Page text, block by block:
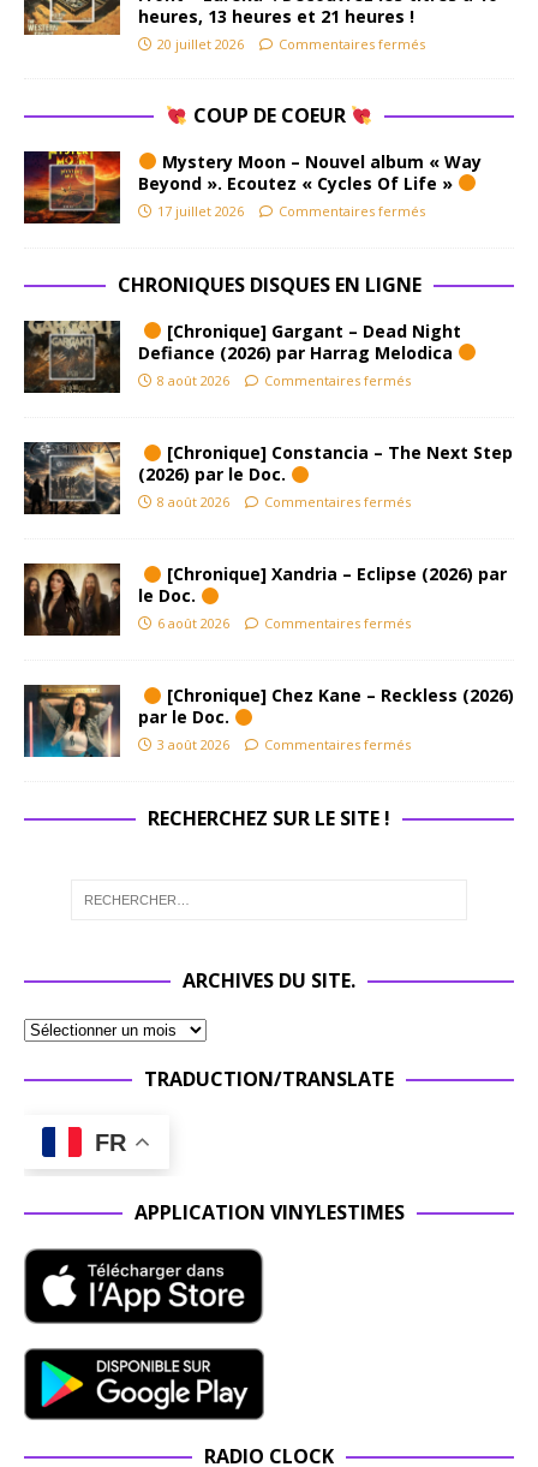
heures, 13 heures et 21 heures !
20 juillet 2026 Commentaires fermés
COUP DE COEUR
Mystery Moon – Nouvel album « Way
Beyond ». Ecoutez « Cycles Of Life »
17 juillet 2026 Commentaires fermés
CHRONIQUES DISQUES EN LIGNE
[Chronique] Gargant – Dead Night
Defiance (2026) par Harrag Melodica
8 août 2026 Commentaires fermés
[Chronique] Constancia – The Next Step
(2026) par le Doc.
8 août 2026 Commentaires fermés
[Chronique] Xandria – Eclipse (2026) par
le Doc.
6 août 2026 Commentaires fermés
[Chronique] Chez Kane – Reckless (2026)
par le Doc.
3 août 2026 Commentaires fermés
RECHERCHEZ SUR LE SITE !
ARCHIVES DU SITE.
TRADUCTION/TRANSLATE
FR
APPLICATION VINYLESTIMES
RADIO CLOCK